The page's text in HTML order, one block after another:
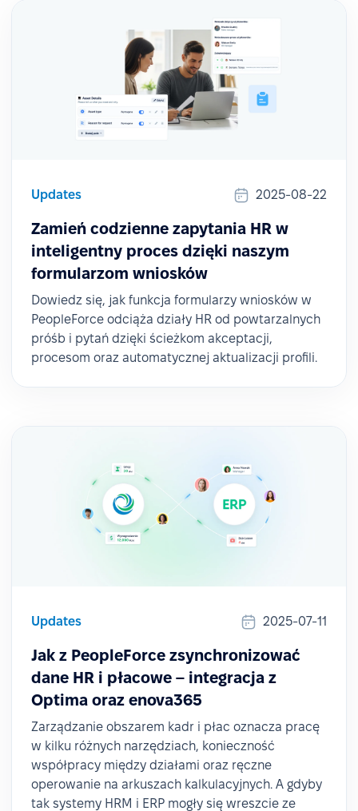
Updates 2025-08-22
Zamień codzienne zapytania HR w
inteligentny proces dzięki naszym
formularzom wniosków
Dowiedz się, jak funkcja formularzy wniosków w
PeopleForce odciąża działy HR od powtarzalnych
próśb i pytań dzięki ścieżkom akceptacji,
procesom oraz automatycznej aktualizacji profili.
Updates 2025-07-11
Jak z PeopleForce zsynchronizować
dane HR i płacowe – integracja z
Optima oraz enova365
Zarządzanie obszarem kadr i płac oznacza pracę
w kilku różnych narzędziach, konieczność
współpracy między działami oraz ręczne
operowanie na arkuszach kalkulacyjnych. A gdyby
tak systemy HRM i ERP mogły się wreszcie ze